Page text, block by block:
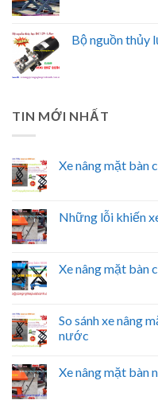
Bộ nguồn thủy
TIN MỚI NHẤT
Xe nâng mặt bàn
Những lỗi khiến
Xe nâng mặt bàn
So sánh xe nâng
nước
Xe nâng mặt bàn